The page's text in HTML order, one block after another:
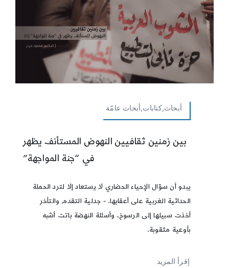
أبحاث,كتابات,أبحاث عامّة
بين زمنين ثقافيين النهوض المستأنف يظهر
في “جنة المواجهة”
يبدو أن سؤال الإحياء الحضاري لا يستعاد إلا لترد الحملة
الحداثية الغربية على أعقابها. - جدلية التقدم والتأخر
أخذت سبيلها إلى الرسوخ، وأسئلة النهضة باتت أشبه
بأوعية مثقوبة.
إقرأ المزيد